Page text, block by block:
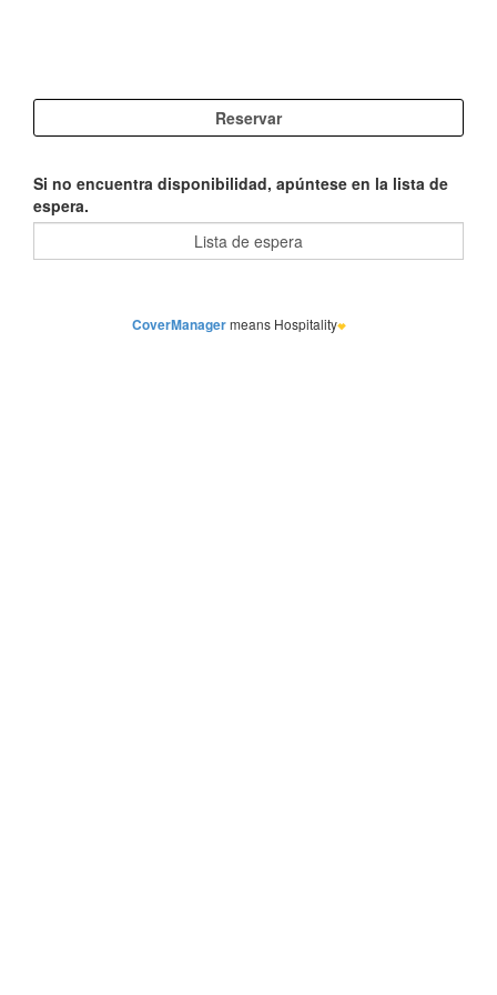
Si no encuentra disponibilidad, apúntese en la lista de
espera.
CoverManagermeans Hospitality